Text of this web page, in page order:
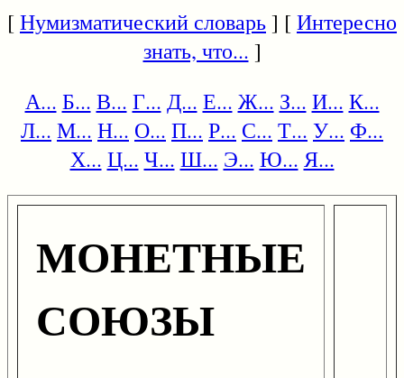
[Нумизматический словарь] [Интересно
знать, что... ]
А... Б... В... Г... Д... Е... Ж... З... И... К...
Л... М... Н... О... П... Р... С... Т... У... Ф...
Х... Ц... Ч... Ш... Э... Ю... Я...
МОНЕТНЫЕ
СОЮЗЫ